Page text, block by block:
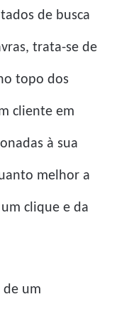
de busca
trata-se de
topo dos
cliente em
à sua
melhor a
clique e da
de um